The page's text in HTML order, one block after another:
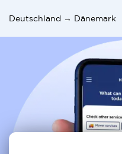
Deutschland → Dänemark